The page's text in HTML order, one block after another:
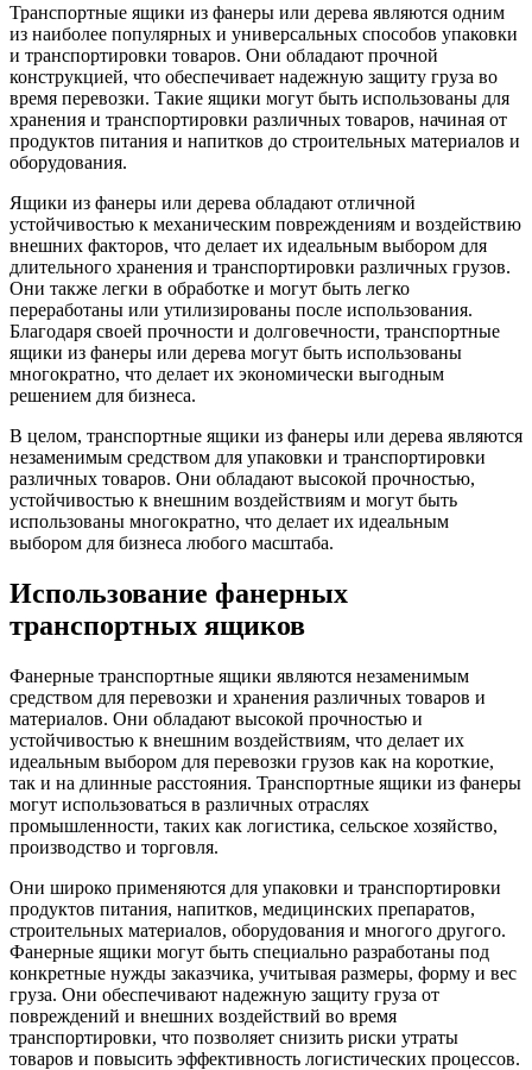
Транспортные ящики из фанеры или дерева являются одним
из наиболее популярных и универсальных способов упаковки
и транспортировки товаров. Они обладают прочной
конструкцией, что обеспечивает надежную защиту груза во
время перевозки. Такие ящики могут быть использованы для
хранения и транспортировки различных товаров, начиная от
продуктов питания и напитков до строительных материалов и
оборудования.
Ящики из фанеры или дерева обладают отличной
устойчивостью к механическим повреждениям и воздействию
внешних факторов, что делает их идеальным выбором для
длительного хранения и транспортировки различных грузов.
Они также легки в обработке и могут быть легко
переработаны или утилизированы после использования.
Благодаря своей прочности и долговечности, транспортные
ящики из фанеры или дерева могут быть использованы
многократно, что делает их экономически выгодным
решением для бизнеса.
В целом, транспортные ящики из фанеры или дерева являются
незаменимым средством для упаковки и транспортировки
различных товаров. Они обладают высокой прочностью,
устойчивостью к внешним воздействиям и могут быть
использованы многократно, что делает их идеальным
выбором для бизнеса любого масштаба.
Использование фанерных
транспортных ящиков
Фанерные транспортные ящики являются незаменимым
средством для перевозки и хранения различных товаров и
материалов. Они обладают высокой прочностью и
устойчивостью к внешним воздействиям, что делает их
идеальным выбором для перевозки грузов как на короткие,
так и на длинные расстояния. Транспортные ящики из фанеры
могут использоваться в различных отраслях
промышленности, таких как логистика, сельское хозяйство,
производство и торговля.
Они широко применяются для упаковки и транспортировки
продуктов питания, напитков, медицинских препаратов,
строительных материалов, оборудования и многого другого.
Фанерные ящики могут быть специально разработаны под
конкретные нужды заказчика, учитывая размеры, форму и вес
груза. Они обеспечивают надежную защиту груза от
повреждений и внешних воздействий во время
транспортировки, что позволяет снизить риски утраты
товаров и повысить эффективность логистических процессов.